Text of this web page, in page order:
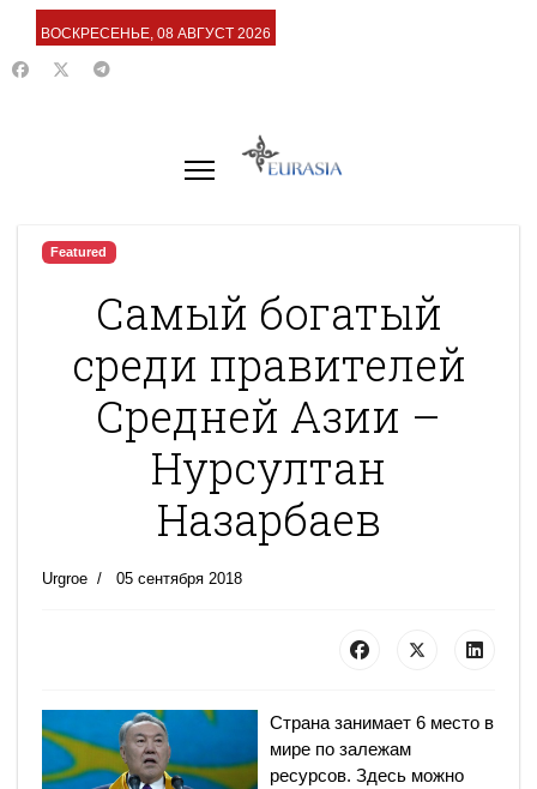
ВОСКРЕСЕНЬЕ, 08 АВГУСТ 2026
Featured
Самый богатый
среди правителей
Средней Азии –
Нурсултан
Назарбаев
Urgroe 05 сентября 2018
Страна занимает 6 место в
мире по залежам
ресурсов. Здесь можно